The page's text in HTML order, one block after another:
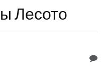
Лесото